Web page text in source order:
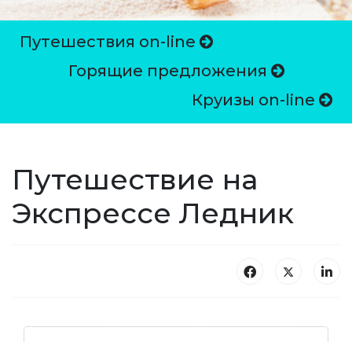
Путешествия on-line
Горящие предложения
Круизы on-line
Путешествие на
Экспрессе Ледник